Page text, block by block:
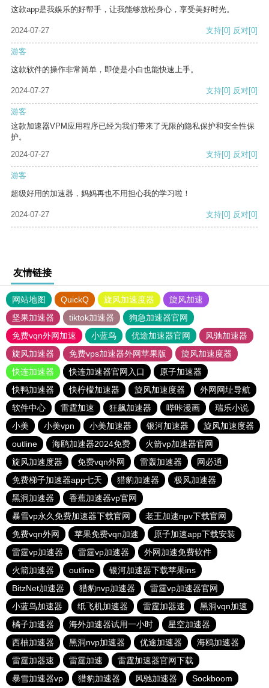
这款app是我娱乐的好帮手，让我能够放松身心，享受美好时光。
2024-07-27 支持[0] 反对[0]
游客
这款软件的操作非常简单，即使是小白也能快速上手。
2024-07-27 支持[0] 反对[0]
游客
这款加速器VPM应用程序已经为我们带来了无限的隐私保护和安全性保
护。
2024-07-27
支持[0] 反对[0]
游客
超级好用的加速器，妈妈再也不用担心我的学习啦！
2024-07-27 支持[0] 反对[0]
友情链接
网站地图 QuickQ 旋风加速度器
旋风加速
坚果加速器
tiktok加速器
狗急加速器官网
免费vqn外网加速
小蓝鸟 优途加速器官网
风驰加速器
旋风加速器
免费vps加速器外网苹果版
旋风加速度器
快连加速器
快连加速器官网入口
原子加速器
快鸭加速器
快柠檬加速器 旋风加速度器
外网网址导航
软件中心
雷霆加速 狂飙加速器 哔咔漫画
瑞乐小说
小美
小美vpn 小美加速器 银河加速器
旋风加速度器
outline
海鸥加速器2024免费
火箭vp加速器官网
旋风加速度器
免费vqn外网 雷轰加速器
网必通
免费梯子加速器app七天
猎豹加速器
极风加速器
黑洞加速器
香蕉加速器vp官网
暴雪vp永久免费加速器下载官网
老王加速npv下载官网
免费vqn外网
苹果免费vqn加速
原子加速app下载安装
雷霆vp加速器
雷霆vp加速器
外网加速免费软件
火箭加速器
outline
银河加速器下载苹果ins
BitzNet加速器
猎豹nvp加速器
雷霆vp加速器官网
小蓝鸟加速器
纸飞机加速器 雷霆加器速
黑洞vqn加速
橘子加速器
海外加速器试用一小时
星空加速器
西柚加速器
黑洞nvp加速器 优途加速器
海鸥加速器
雷霆加器速
雷霆加速
雷霆加速器官网下载
暴雪加速器vp
猎豹加速器 风驰加速器 Sockboom